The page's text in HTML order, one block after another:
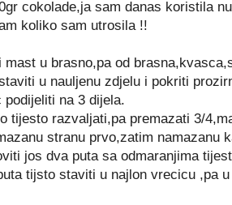
cokolade,ja sam danas koristila
koliko sam utrosila !!
mast u brasno,pa od
u nauljenu zdjelu i pokriti
podijeliti na 3 dijela.
tijesto razvaljati,pa premazati 3/
stranu prvo,zatim namazanu
jos dva puta sa odmaranjima
tijsto staviti u najlon vrecicu ,pa